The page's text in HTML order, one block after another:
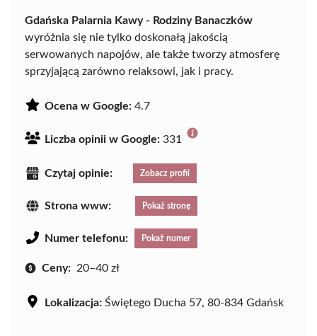
Gdańska Palarnia Kawy - Rodziny Banaczków
wyróżnia się nie tylko doskonałą jakością
serwowanych napojów, ale także tworzy atmosferę
sprzyjającą zarówno relaksowi, jak i pracy.
Ocena w Google: 4.7
Liczba opinii w Google: 331
Czytaj opinie: Zobacz profil
Strona www: Pokaż stronę
Numer telefonu: Pokaż numer
Ceny: 20–40 zł
Lokalizacja: Świętego Ducha 57, 80-834 Gdańsk